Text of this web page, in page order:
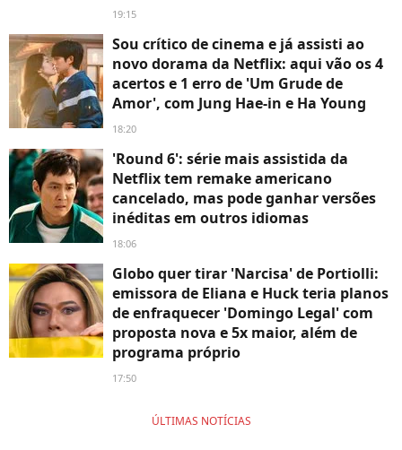
19:15
Sou crítico de cinema e já assisti ao
novo dorama da Netflix: aqui vão os 4
acertos e 1 erro de 'Um Grude de
Amor', com Jung Hae-in e Ha Young
18:20
'Round 6': série mais assistida da
Netflix tem remake americano
cancelado, mas pode ganhar versões
inéditas em outros idiomas
18:06
Globo quer tirar 'Narcisa' de Portiolli:
emissora de Eliana e Huck teria planos
de enfraquecer 'Domingo Legal' com
proposta nova e 5x maior, além de
programa próprio
17:50
ÚLTIMAS NOTÍCIAS